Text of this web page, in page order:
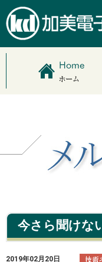
今さら聞けな
2019年02月20日